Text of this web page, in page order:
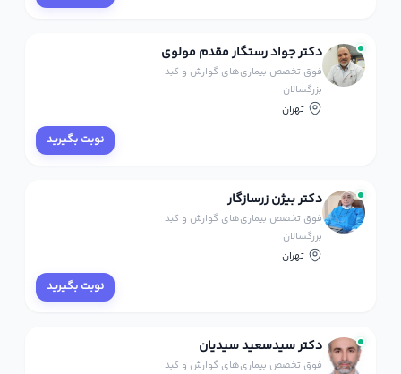
دکتر جواد رستگار مقدم مولوی
فوق تخصص بیماری‌های گوارش و کبد
بزرگسالان
تهران
نوبت بگیرید
دکتر بیژن زرسازگار
فوق تخصص بیماری‌های گوارش و کبد
بزرگسالان
تهران
نوبت بگیرید
دکتر سیدسعید سیدیان
فوق تخصص بیماری‌های گوارش و کبد